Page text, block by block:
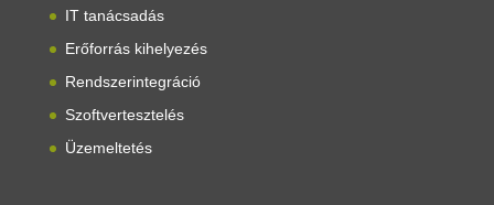
IT tanácsadás
Erőforrás kihelyezés
Rendszerintegráció
Szoftvertesztelés
Üzemeltetés